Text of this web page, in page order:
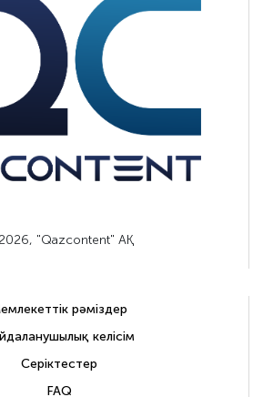
"Qazcontent" АҚ
рәміздер
келісім
Серіктестер
FAQ